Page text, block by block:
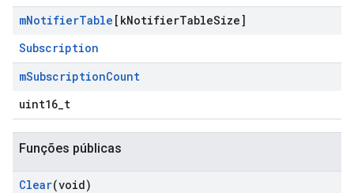
mNotifierTable [kNotifierTableSize]
Subscription
mSubscriptionCount
uint16_t
Funções públicas
Clear(void)